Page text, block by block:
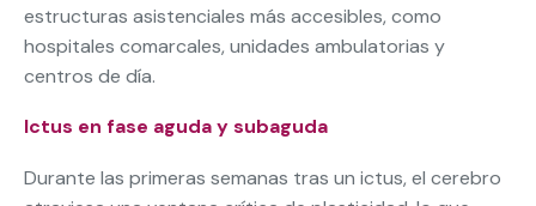
estructuras asistenciales más accesibles, como
hospitales comarcales, unidades ambulatorias y
centros de día.
Ictus en fase aguda y subaguda
Durante las primeras semanas tras un ictus, el cerebro